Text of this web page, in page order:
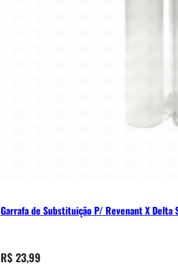
Garrafa de Substituição P/ Revenant X Delta
R$23,99